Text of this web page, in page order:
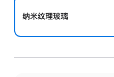
纳米纹理玻璃